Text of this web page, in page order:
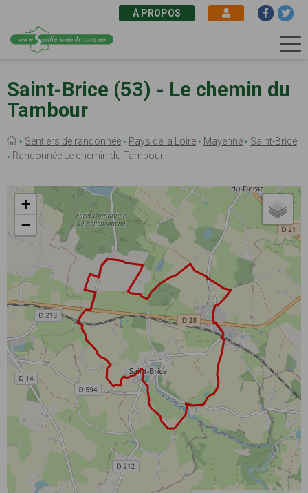
au
contenu
principal
À PROPOS
Saint-Brice (53) - Le chemin du
Tambour
Fil
d'Ariane
Sentiers de randonnée Pays de la Loire Mayenne
Saint-Brice
Randonnée Le chemin du Tambour
+
−